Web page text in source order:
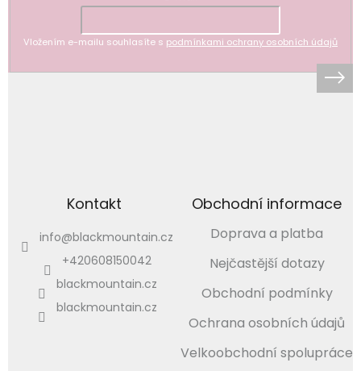
Vložením e-mailu souhlasíte s podmínkami ochrany osobních údajů
Kontakt
info@blackmountain.cz
+420608150042
blackmountain.cz
blackmountain.cz
Obchodní informace
Doprava a platba
Nejčastější dotazy
Obchodní podmínky
Ochrana osobních údajů
Velkoobchodní spolupráce